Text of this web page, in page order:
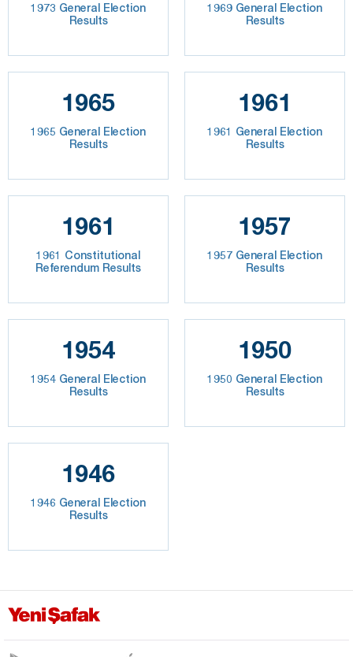
1973 General Election
Results
1969 General Election
Results
1965
1965 General Election
Results
1961
1961 General Election
Results
1961
1961 Constitutional
Referendum Results
1957
1957 General Election
Results
1954
1954 General Election
Results
1950
1950 General Election
Results
1946
1946 General Election
Results